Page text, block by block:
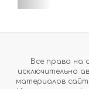
Все права на
исключительно
материалов